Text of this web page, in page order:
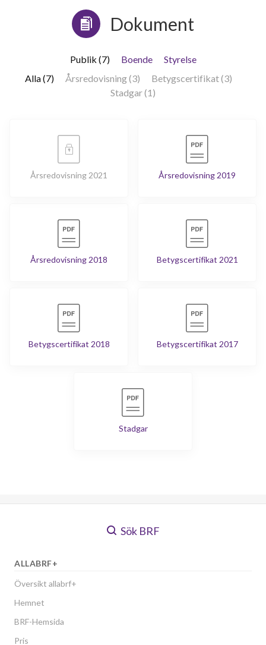
Dokument
Publik (7) Boende
Styrelse
Alla (7)
Årsredovisning (3)
Betygscertifikat (3)
Stadgar (1)
Årsredovisning 2021 Årsredovisning 2019
Årsredovisning 2018 Betygscertifikat 2021
Betygscertifikat 2018 Betygscertifikat 2017
Stadgar
Sök BRF
ALLABRF+
Översikt allabrf+
Hemnet
BRF-Hemsida
Pris